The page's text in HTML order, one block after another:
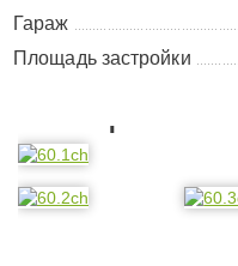
Гараж
Площадь застройки